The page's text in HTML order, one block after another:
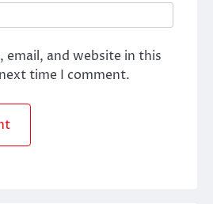
email, and website in this
time I comment.